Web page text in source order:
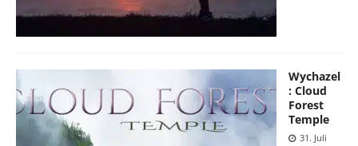
Wychazel
: Cloud
Forest
Temple
31. Juli